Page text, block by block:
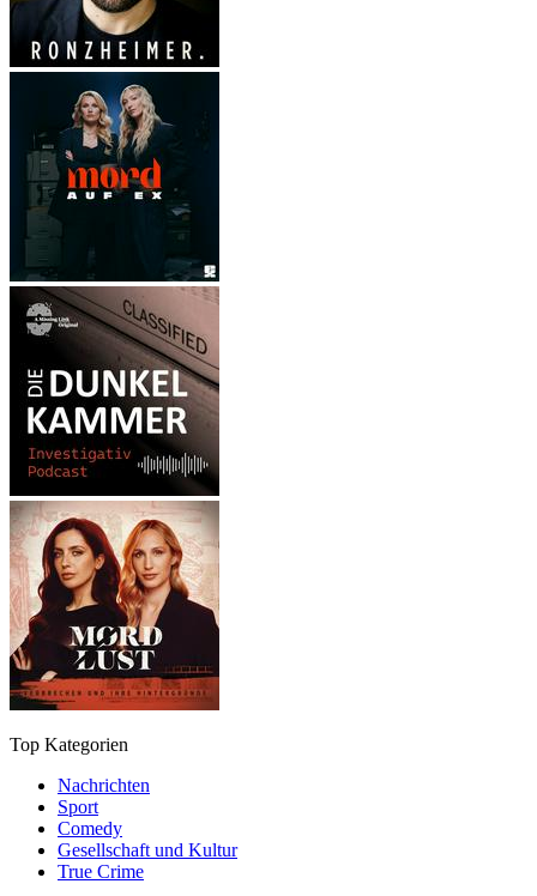
Top Kategorien
Nachrichten
Sport
Comedy
Gesellschaft und Kultur
True Crime